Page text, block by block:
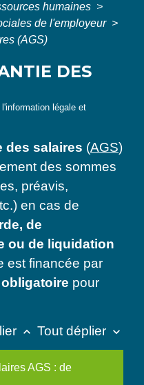
humaines >
de l'employeur >
(AGS)
DES
légale et
des salaires (AGS)
des sommes
préavis,
en cas de
de
ou de liquidation
est financée par
obligatoire pour
keyboard_arrow_up Tout déplier keyboard_arrow_down
AGS : de